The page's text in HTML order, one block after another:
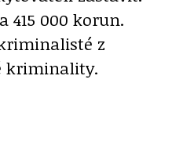
415 000 korun.
z
kriminality.